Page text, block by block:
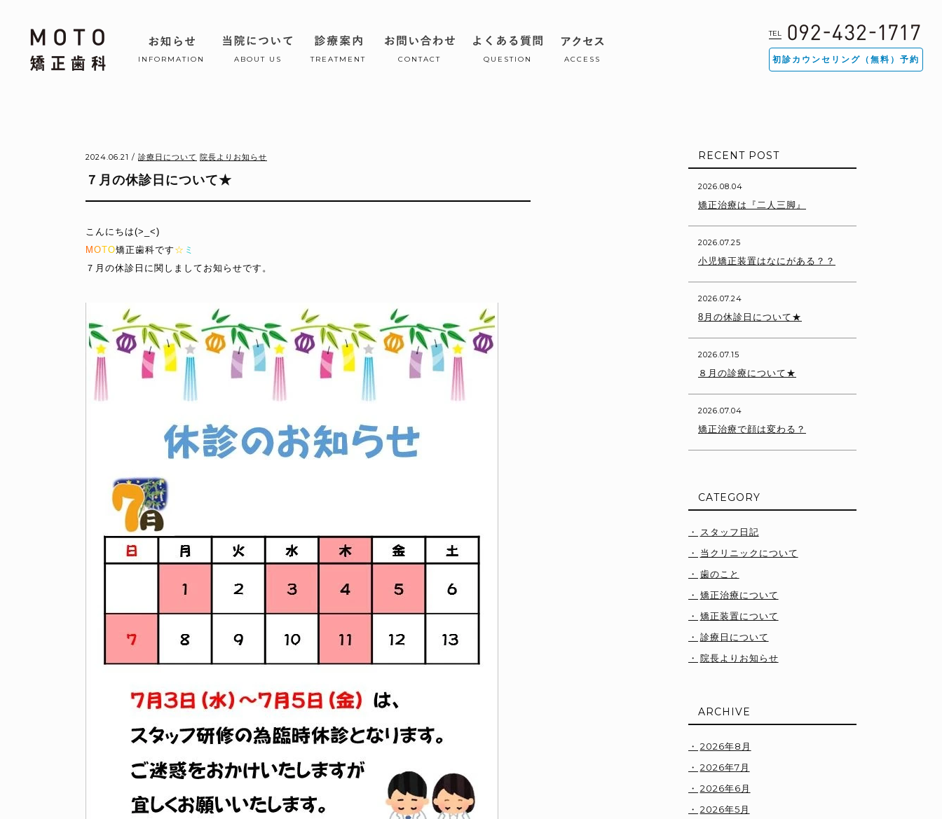
INFORMATION ABOUT US TREATMENT CONTACT QUESTION ACCESS
TEL
初診カウンセリング（無料）予約
2024.06.21 / 診療日について 院長よりお知らせ
７月の休診日について★
こんにちは(>_<)
M OTO矯正歯科です ☆ ミ
７月の休診日に関しましてお知らせです。
RECENT POST
2026.08.04
矯正治療は『二人三脚』
2026.07.25
小児矯正装置はなにがある？？
2026.07.24
8月の休診日について★
2026.07.15
８月の診療について★
2026.07.04
矯正治療で顔は変わる？
CATEGORY
スタッフ日記
当クリニックについて
歯のこと
矯正治療について
矯正装置について
診療日について
院長よりお知らせ
ARCHIVE
2026年8月
2026年7月
2026年6月
2026年5月